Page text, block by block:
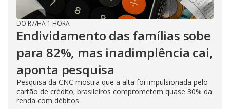
DO R7/HÁ 1 HORA
Endividamento das famílias sobe
para 82%, mas inadimplência cai,
aponta pesquisa
Pesquisa da CNC mostra que a alta foi impulsionada pelo
cartão de crédito; brasileiros comprometem quase 30% da
renda com débitos